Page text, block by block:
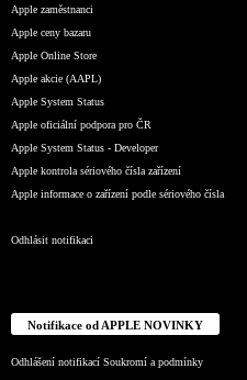
Apple zaměstnanci
Apple ceny bazaru
Apple Online Store
Apple akcie (AAPL)
Apple System Status
Apple oficiální podpora pro ČR
Apple System Status - Developer
Apple kontrola sériového čísla zařízení
Apple informace o zařízení podle sériového čísla
Odhlásit notifikaci
Notifikace od APPLE NOVINKY
Odhlášení notifikací Soukromí a podmínky